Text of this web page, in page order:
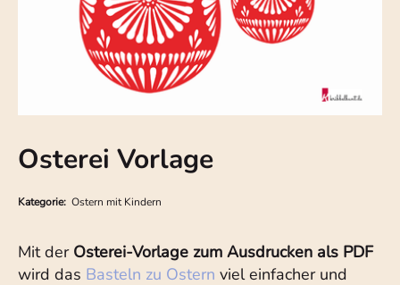
Osterei Vorlage
Kategorie: Ostern mit Kindern
Mit der Osterei-Vorlage zum Ausdrucken als PDF
wird das Basteln zu Ostern viel einfacher und